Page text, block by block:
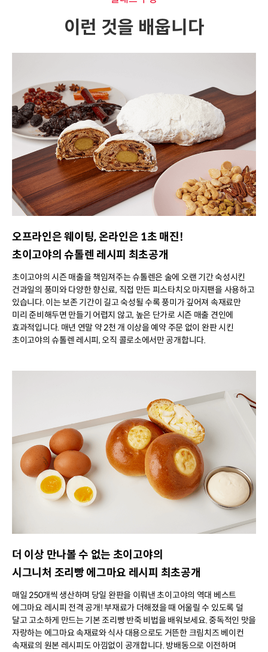
이런 것을 배웁니다
오프라인은 웨이팅, 온라인은 1초 매진!
초이고야의 슈톨렌 레시피 최초공개
초이고야의 시즌 매출을 책임져주는 슈톨렌은 술에 오랜 기간 숙성시킨
건과일의 풍미와 다양한 향신료, 직접 만든 피스타치오 마지팬을 사용하고
있습니다. 이는 보존 기간이 길고 숙성될 수록 풍미가 깊어져 속재료만
미리 준비해두면 만들기 어렵지 않고, 높은 단가로 시즌 매출 견인에
효과적입니다. 매년 연말 약 2천 개 이상을 예약 주문 없이 완판 시킨
초이고야의 슈톨렌 레시피, 오직 콜로소에서만 공개합니다.
더 이상 만나볼 수 없는 초이고야의
시그니처 조리빵 에그마요 레시피 최초공개
매일 250개씩 생산하며 당일 완판을 이뤄낸 초이고야의 역대 베스트
에그마요 레시피 전격 공개! 부재료가 더해졌을 때 어울릴 수 있도록 덜
달고 고소하게 만드는 기본 조리빵 반죽 비법을 배워보세요. 중독적인 맛을
자랑하는 에그마요 속재료와 식사 대용으로도 거뜬한 크림치즈 베이컨
속재료의 원본 레시피도 아낌없이 공개합니다. 방배동으로 이전하며